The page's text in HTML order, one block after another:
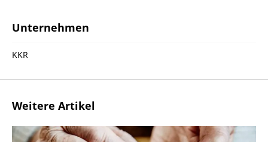
Unternehmen
KKR
Weitere Artikel